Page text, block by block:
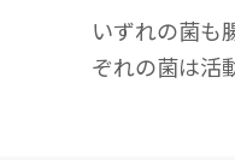
いずれの菌も
ぞれの菌は活